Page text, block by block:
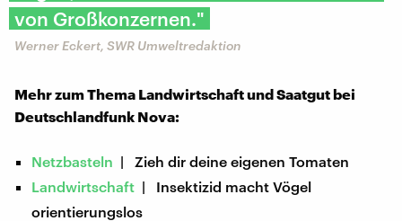
von Großkonzernen."
Werner Eckert, SWR Umweltredaktion
Mehr zum Thema Landwirtschaft und Saatgut bei
Deutschlandfunk Nova:
Netzbasteln | Zieh dir deine eigenen Tomaten
Landwirtschaft | Insektizid macht Vögel
orientierungslos